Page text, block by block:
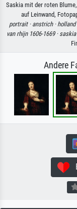
Saskia mit der roten
auf Leinwand,
portrait · anstrich · holland
van rhijn 1606-1669 · saskia
Andere